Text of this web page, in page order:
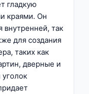
гладкую
краями. Он
внутренней, так
для создания
таких как
дверные и